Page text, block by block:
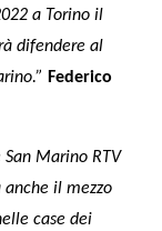
a Torino il
difendere al
Federico
Marino RTV
anche il mezzo
case dei